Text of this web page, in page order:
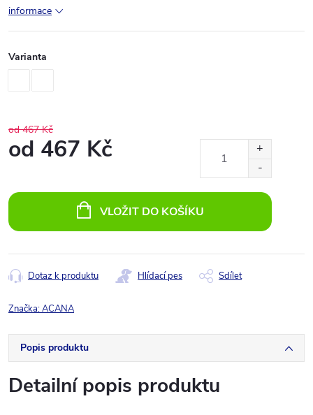
informace
Varianta
od 467 Kč
od 467 Kč
VLOŽIT DO KOŠÍKU
Dotaz k produktu Hlídací pes Sdílet
Značka:ACANA
Popis produktu
Detailní popis produktu